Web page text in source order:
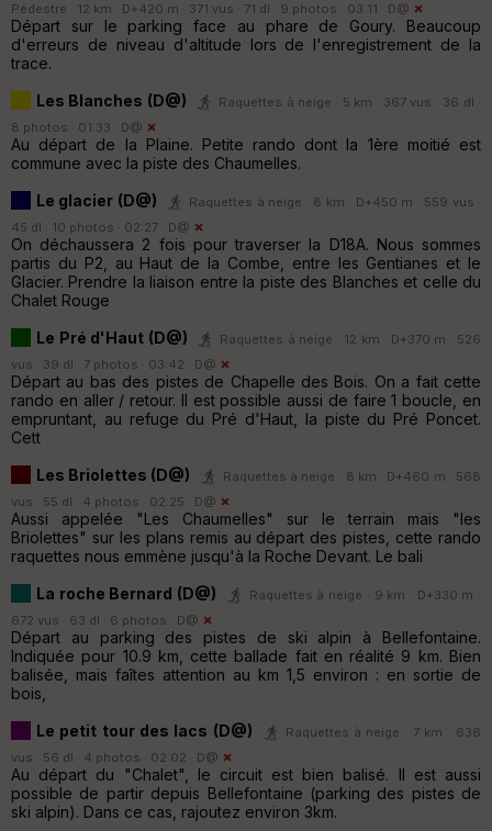
Pédestre · 12 km · D+420 m · 371 vus · 71 dl · 9 photos · 03:11 · D@
Départ sur le parking face au phare de Goury. Beaucoup
d'erreurs de niveau d'altitude lors de l'enregistrement de la
trace.
Les Blanches (D@)
Raquettes à neige · 5 km · 367 vus · 36 dl ·
8 photos · 01:33 · D@
Au départ de la Plaine. Petite rando dont la 1ère moitié est
commune avec la piste des Chaumelles.
Le glacier (D@)
Raquettes à neige · 8 km · D+450 m · 559 vus ·
45 dl · 10 photos · 02:27 · D@
On déchaussera 2 fois pour traverser la D18A. Nous sommes
partis du P2, au Haut de la Combe, entre les Gentianes et le
Glacier. Prendre la liaison entre la piste des Blanches et celle du
Chalet Rouge
Le Pré d'Haut (D@)
Raquettes à neige · 12 km · D+370 m · 526
vus · 39 dl · 7 photos · 03:42 · D@
Départ au bas des pistes de Chapelle des Bois. On a fait cette
rando en aller / retour. Il est possible aussi de faire 1 boucle, en
empruntant, au refuge du Pré d'Haut, la piste du Pré Poncet.
Cett
Les Briolettes (D@)
Raquettes à neige · 8 km · D+460 m · 568
vus · 55 dl · 4 photos · 02:25 · D@
Aussi appelée "Les Chaumelles" sur le terrain mais "les
Briolettes" sur les plans remis au départ des pistes, cette rando
raquettes nous emmène jusqu'à la Roche Devant. Le bali
La roche Bernard (D@)
Raquettes à neige · 9 km · D+330 m ·
672 vus · 63 dl · 6 photos · D@
Départ au parking des pistes de ski alpin à Bellefontaine.
Indiquée pour 10.9 km, cette ballade fait en réalité 9 km. Bien
balisée, mais faîtes attention au km 1,5 environ : en sortie de
bois,
Le petit tour des lacs (D@)
Raquettes à neige · 7 km · 636
vus · 56 dl · 4 photos · 02:02 · D@
Au départ du "Chalet", le circuit est bien balisé. Il est aussi
possible de partir depuis Bellefontaine (parking des pistes de
ski alpin). Dans ce cas, rajoutez environ 3km.